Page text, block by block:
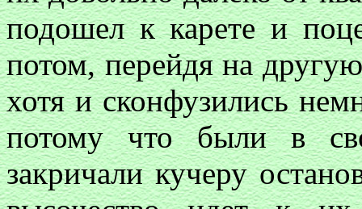
подошел к карете и
потом, перейдя на
хотя и сконфузились
потому что были в
закричали кучеру